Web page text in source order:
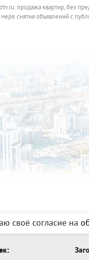
продажа квартир, без
снятия объявлений с
своё согласие на